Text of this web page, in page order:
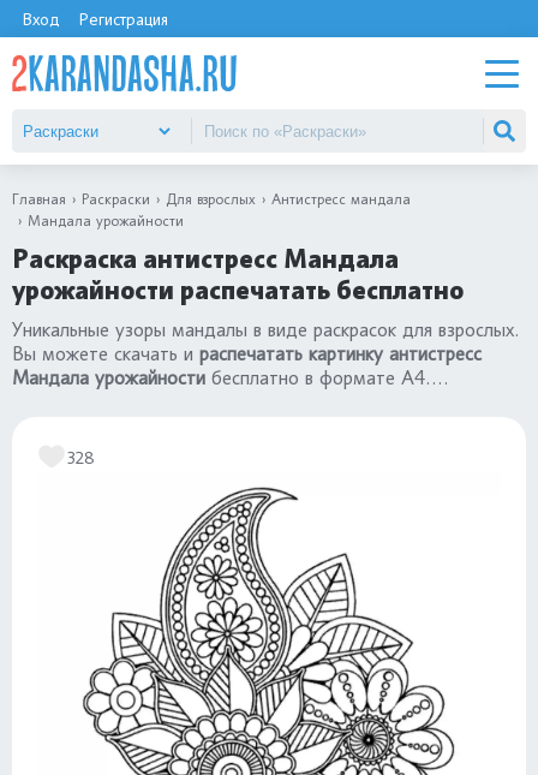
Вход Регистрация
Главная Раскраски Для взрослых
Антистресс мандала
Мандала урожайности
Раскраска антистресс Мандала
урожайности распечатать бесплатно
Уникальные узоры мандалы в виде раскрасок для взрослых.
Вы можете скачать и распечатать картинку антистресс
Мандала урожайности бесплатно в формате А4.
328